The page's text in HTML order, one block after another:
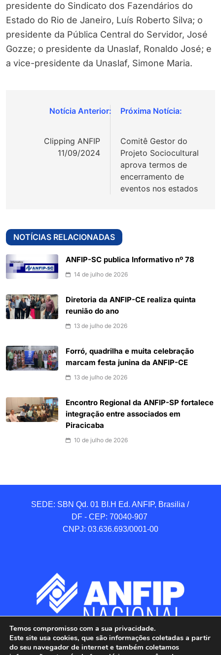
presidente do Sindicato dos Fazendários do
Estado do Rio de Janeiro, Luís Roberto Silva; o
presidente da Pública Central do Servidor, José
Gozze; o presidente da Unaslaf, Ronaldo José; e
a vice-presidente da Unaslaf, Simone Maria.
Navegação
Clipping ANFIP
11/09/2024
Comitê Gestor do
Projeto Sociocultural
aprova termos de
encerramento de
eventos nos estados
NOTÍCIAS RELACIONADAS
ANFIP-SC publica Informativo nº 78
14 de julho de 2026
Diretoria da ANFIP-CE realiza quinta
reunião do ano
13 de julho de 2026
Forró, quadrilha e muita celebração
marcam festa junina da ANFIP-CE
13 de julho de 2026
Encontro Regional da ANFIP-SP fortalece
integração entre associados em
Piracicaba
10 de julho de 2026
SEDE: SBN Qd. 01 BI.H Ed. ANFIP, Brasilia /
DF - CEP: 70040-907
CNPJ: 03.636.693/0001-00
Temos compromisso com a sua privacidade.
Este site usa cookies, que são informações coletadas a partir
do seu navegador de internet e também coletamos